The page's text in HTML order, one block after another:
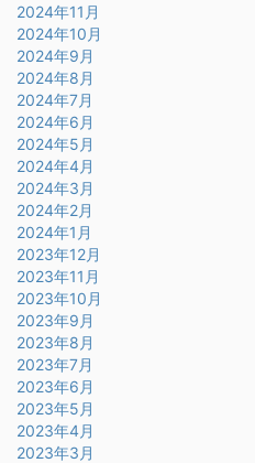
2024年11月
2024年10月
2024年9月
2024年8月
2024年7月
2024年6月
2024年5月
2024年4月
2024年3月
2024年2月
2024年1月
2023年12月
2023年11月
2023年10月
2023年9月
2023年8月
2023年7月
2023年6月
2023年5月
2023年4月
2023年3月